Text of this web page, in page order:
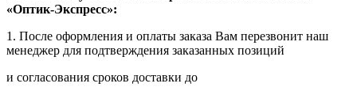
«Оптик-Экспресс»:
1. После оформления и оплаты заказа Вам перезвонит наш
менеджер для подтверждения заказанных позиций
и согласования сроков доставки до